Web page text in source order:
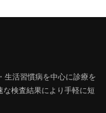
生活習慣病を中心に診療を
検査結果により手軽に短